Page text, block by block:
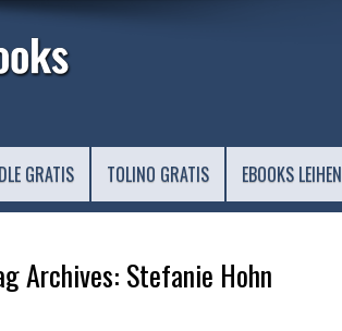
GRATIS TOLINO GRATIS EBOOKS LEIHEN
Archives: Stefanie Hohn